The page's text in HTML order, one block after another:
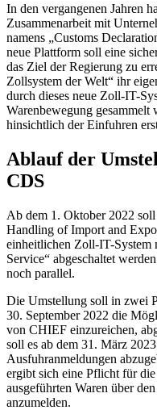
In den vergangenen Jahren
Zusammenarbeit mit
namens „Customs
neue Plattform soll eine
das Ziel der Regierung zu
Zollsystem der Welt“ ihr
durch dieses neue Zoll-IT-
Warenbewegung gesammelt
hinsichtlich der Einfuhren
Ablauf der
CDS
Ab dem 1. Oktober 2022 soll
Handling of Import and
einheitlichen Zoll-IT-System
Service“ abgeschaltet
noch parallel.
Die Umstellung soll in zwei
30. September 2022 die
von CHIEF einzureichen,
soll es ab dem 31. März
Ausfuhranmeldungen
ergibt sich eine Pflicht für
ausgeführten Waren über
anzumelden.